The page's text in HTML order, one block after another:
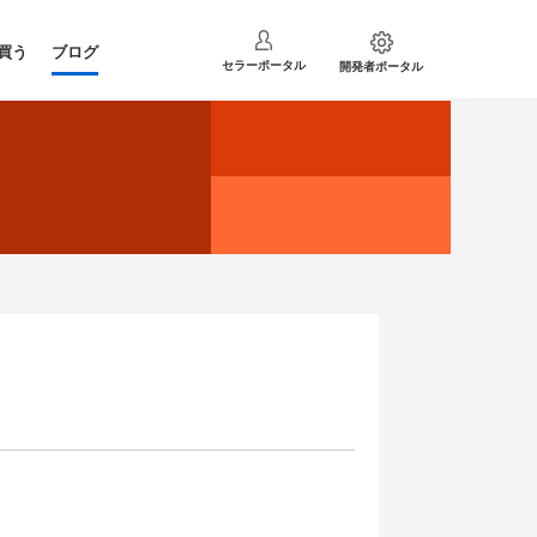
う ブログ
セラーポータル 開発者ポータル